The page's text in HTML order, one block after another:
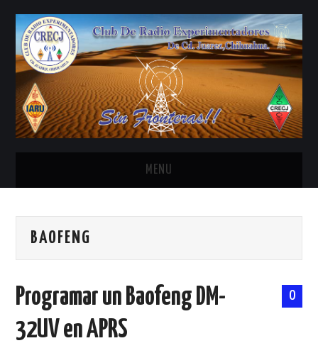
MENU
ANTENAS Y ACCESORIOS
BANDA CIVIL
BAOFENG
0
Programar un Baofeng DM-
32UV en APRS